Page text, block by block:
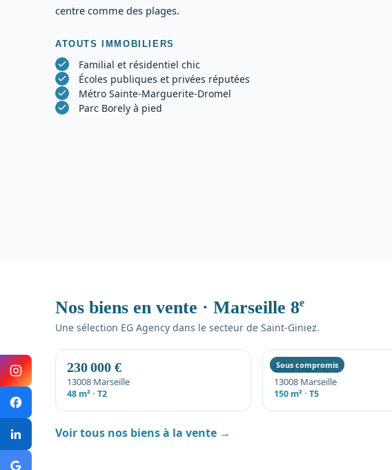
centre comme des plages.
ATOUTS IMMOBILIERS
Familial et résidentiel chic
Écoles publiques et privées réputées
Métro Sainte-Marguerite-Dromel
Parc Borely à pied
Nos biens en vente · Marseille 8e
Une sélection EG Agency dans le secteur de Saint-Giniez.
230 000 €
13008 Marseille
48 m² · T2
Sous compromis
935 000 €
13008 Marseille
150 m² · T5
Voir tous nos biens à la vente →